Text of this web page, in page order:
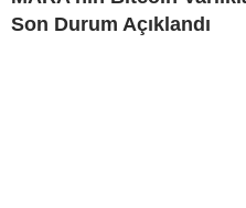
Son Durum Açıklandı